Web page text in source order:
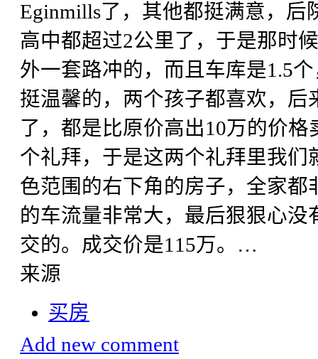
Eginmills了，其他都挺满意，后
高中都超过2公里了，于是那时
外一套路冲的，而且车库是1.5
挺温馨的，两个孩子都喜欢，
了，都是比原价高出10万的价格
个礼拜，于是这两个礼拜里我们
色范围的右下角的房子，全家都
的车流量非常大，最后狠狠心
交的。成交价是115万。…
来源
买房
Add new comment